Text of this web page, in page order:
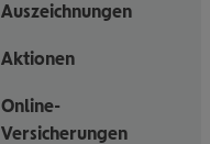
Auszeichnungen
Aktionen
Online-
Versicherungen